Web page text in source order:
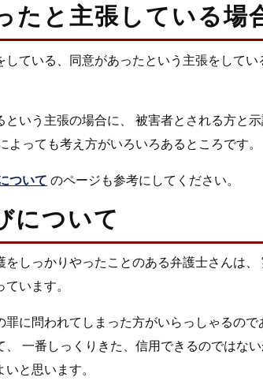
たと主張している場
している、同意があったという主張をしてい
という主張の場合に、 被害者とされる方と
よっても考え方がいろいろあるところです。
ついて のページも参考にしてください。
について
をしっかりやったことのある弁護士さんは、
います。
罪に問われてしまった方がいらっしゃるので
、 一番しっくりきた、信用できるのではな
と思います。